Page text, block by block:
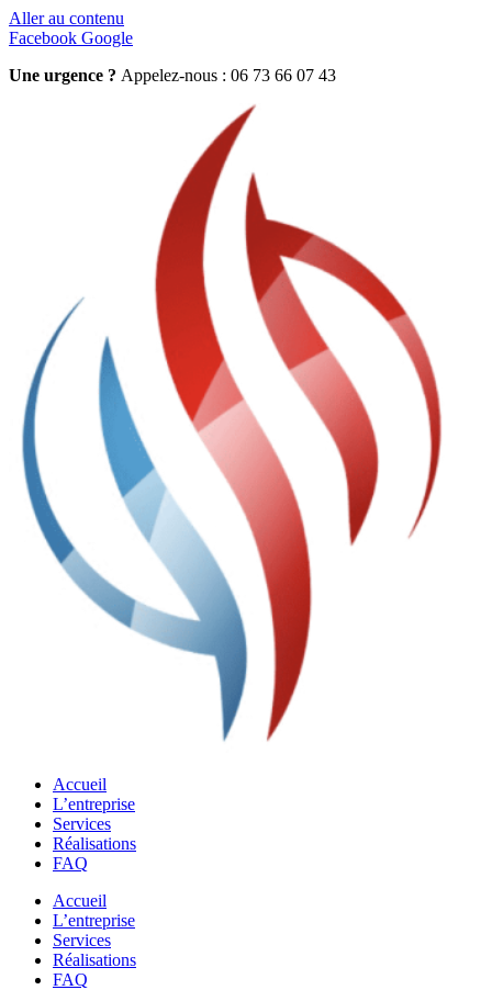
Aller au contenu
Facebook Google
Une urgence ? Appelez-nous : 06 73 66 07 43
Accueil
L’entreprise
Services
Réalisations
FAQ
Accueil
L’entreprise
Services
Réalisations
FAQ